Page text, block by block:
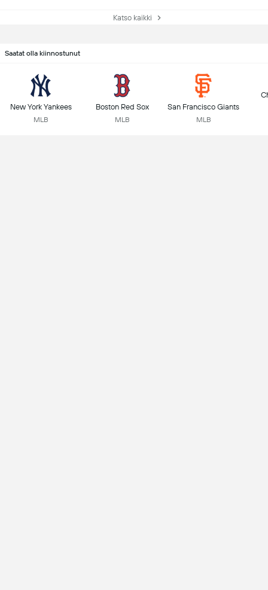
Katso kaikki
Saatat olla kiinnostunut
New York Yankees
MLB
Boston Red Sox
MLB
San Francisco Giants
MLB